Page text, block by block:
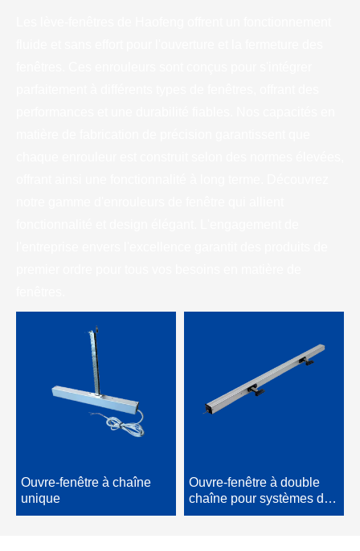
Ouvre-fenêtre à chaîne
unique
Ouvre-fenêtre à double
chaîne pour systèmes de
fenêtres